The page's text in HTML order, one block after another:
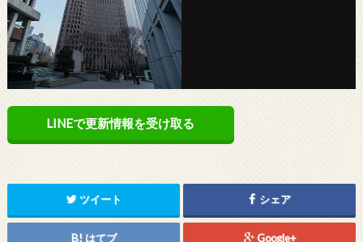
LINEで更新情報を受け取る
ツイート シェア
はてブ Google+